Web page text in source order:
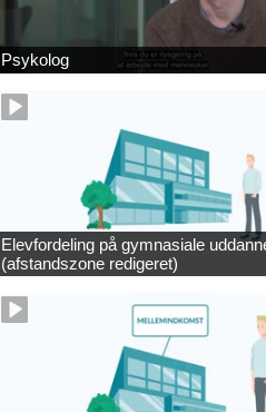
Psykolog
Elevfordeling på gymnasiale
(afstandszone redigeret)